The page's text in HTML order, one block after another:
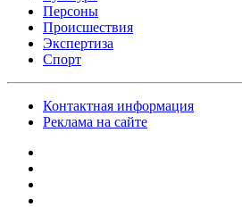
Персоны
Происшествия
Экспертиза
Спорт
Контактная информация
Реклама на сайте